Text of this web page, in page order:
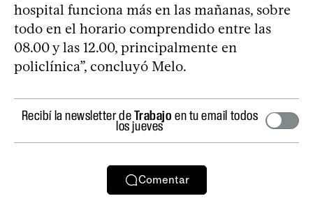
hospital funciona más en las mañanas, sobre
todo en el horario comprendido entre las
08.00 y las 12.00, principalmente en
policlínica”, concluyó Melo.
Recibí la newsletter deTrabajo en tu email todos
los jueves
Comentar